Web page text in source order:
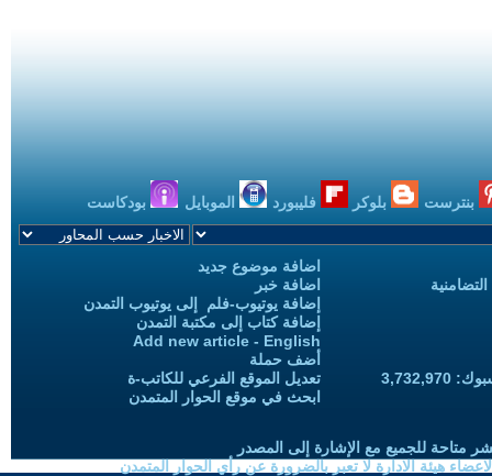
بنترست بلوكر فليبورد الموبايل بودكاست
اضافة موضوع جديد
اضافة خبر
إضافة يوتيوب-فلم إلى يوتيوب التمدن
إضافة كتاب إلى مكتبة التمدن
Add new article - English
أضف حملة
تعديل الموقع الفرعي للكاتب-ة
ابحث في موقع الحوار المتمدن
متاحة للجميع مع الإشارة إلى المصدر
هيئة الادارة لا تعبر بالضرورة عن رأي الحوار المتمدن